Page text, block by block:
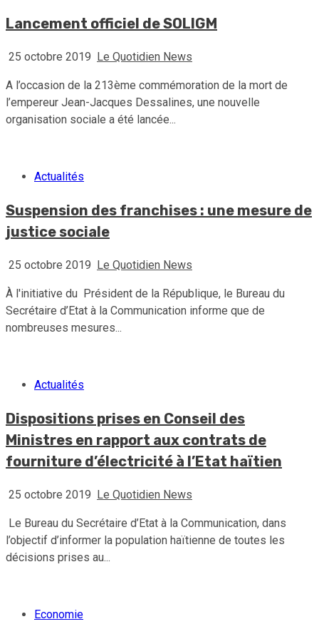
Lancement officiel de SOLIGM
25 octobre 2019 Le Quotidien News
A l’occasion de la 213ème commémoration de la mort de
l’empereur Jean-Jacques Dessalines, une nouvelle
organisation sociale a été lancée...
Actualités
Suspension des franchises : une mesure de
justice sociale
25 octobre 2019 Le Quotidien News
À l'initiative du Président de la République, le Bureau du
Secrétaire d’Etat à la Communication informe que de
nombreuses mesures...
Actualités
Dispositions prises en Conseil des
Ministres en rapport aux contrats de
fourniture d’électricité à l’Etat haïtien
25 octobre 2019 Le Quotidien News
Le Bureau du Secrétaire d’Etat à la Communication, dans
l’objectif d’informer la population haïtienne de toutes les
décisions prises au...
Economie